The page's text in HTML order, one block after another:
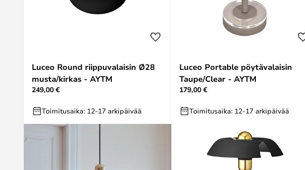
Luceo Round riippuvalaisin Ø28
musta/kirkas - AYTM
249,00 €
Toimitusaika: 12-17 arkipäivää
Luceo Portable pöytävalaisin
Taupe/Clear - AYTM
179,00 €
Toimitusaika: 12-17 arkipäivää